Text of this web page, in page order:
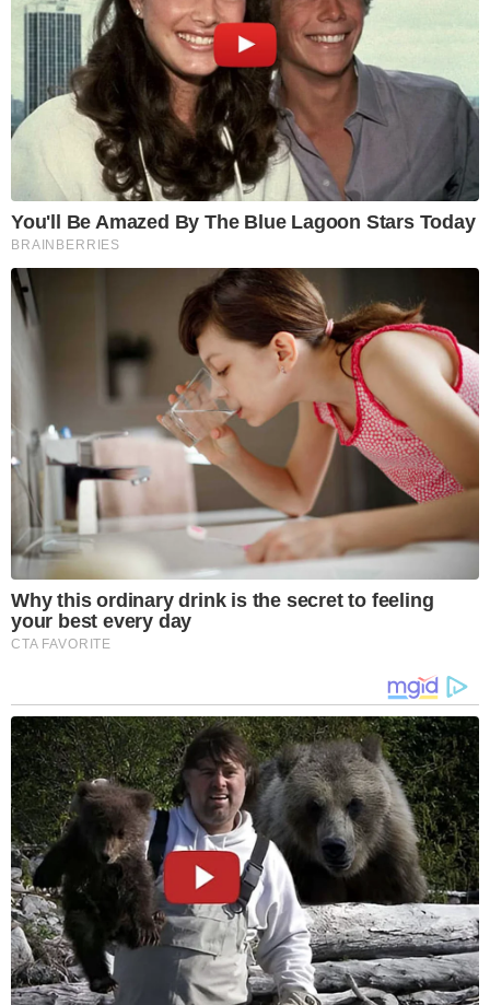
You'll Be Amazed By The Blue Lagoon Stars Today
BRAINBERRIES
Why this ordinary drink is the secret to feeling
your best every day
CTA FAVORITE